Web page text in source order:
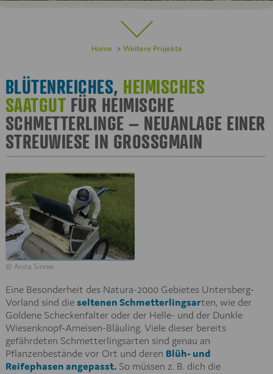
Home Weitere Projekte
BLÜTENREICHES, HEIMISCHES
SAATGUT FÜR HEIMISCHE
SCHMETTERLINGE – NEUANLAGE EINER
STREUWIESE IN GROSSGMAIN
© Anita Sinner
Eine Besonderheit des Natura-2000 Gebietes Untersberg-
Vorland sind die seltenen Schmetterlingsarten, wie der
Goldene Scheckenfalter oder der Helle- und der Dunkle
Wiesenknopf-Ameisen-Bläuling. Viele dieser bereits
gefährdeten Schmetterlingsarten sind genau an
Pflanzenbestände vor Ort und deren Blüh- und
Reifephasen angepasst.So müssen z. B. dich die